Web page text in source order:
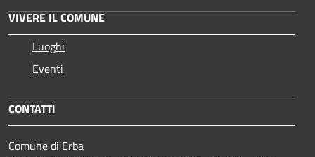
VIVERE IL COMUNE
Luoghi
Eventi
CONTATTI
Comune di Erba